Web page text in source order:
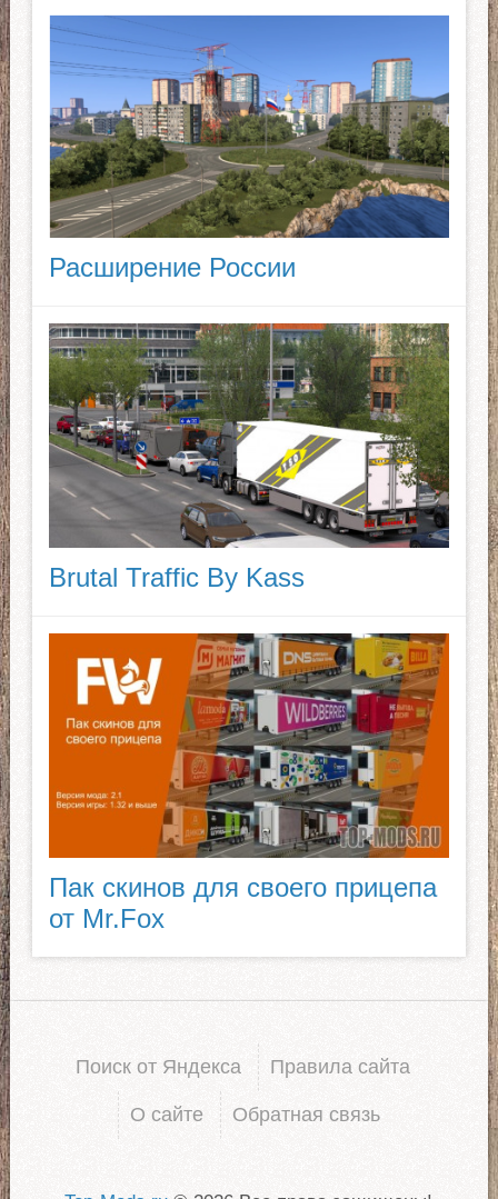
Расширение России
Brutal Traffic By Kass
Пак скинов для своего прицепа
от Mr.Fox
Поиск от Яндекса Правила сайта
О сайте Обратная связь